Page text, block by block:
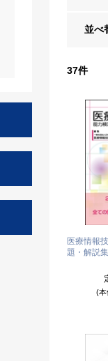
並べ
37件
医療情報
題・解説
(本